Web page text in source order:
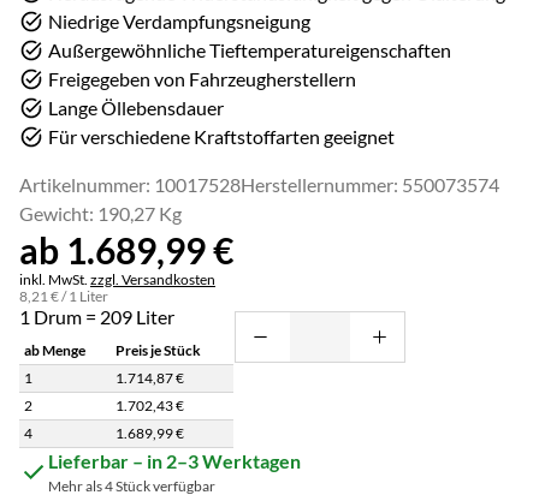
Niedrige Verdampfungsneigung
Außergewöhnliche Tieftemperatureigenschaften
Freigegeben von Fahrzeugherstellern
Lange Öllebensdauer
Für verschiedene Kraftstoffarten geeignet
Artikelnummer: 10017528Herstellernummer: 550073574
Gewicht: 190,27 Kg
ab:
ab 1.689,99€
Steuerhinweis:
inkl. MwSt. zzgl. Versandkosten
8 21 €/ 1 Liter
1 Drum = 209 Liter
Staffelpreisliste: Preise pro Stück abhängig von der Abnahmemenge
ab Menge
Preis je Stück
1
1.714 87€
2
1.702 43€
4
1.689 99€
Lieferbar – in 2–3 Werktagen
Mehr als 4 Stück verfügbar